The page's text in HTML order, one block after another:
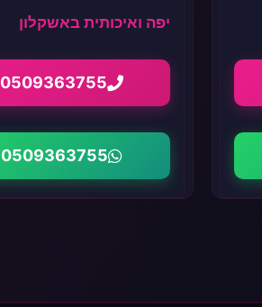
יפה ואיכותית באשקלון
0509363755
0509363755